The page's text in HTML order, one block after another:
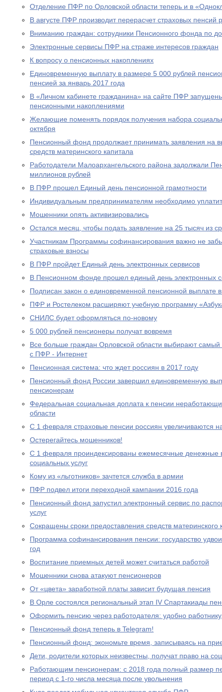
Отделение ПФР по Орловской области теперь и в
В августе ПФР производит перерасчет страховых
Вниманию граждан: сотрудники Пенсионного фонда по
Электронные сервисы ПФР на страже интересов граждан
К вопросу о пенсионных накоплениях
Единовременную выплату в размере 5 000 рублей
пенсией за январь 2017 года
В «Личном кабинете гражданина» на сайте ПФР
пенсионными накоплениями
Желающие поменять порядок получения набора
октября
Пенсионный фонд продолжает принимать заявления на
средств материнского капитала
Работодатели Малоархангельского района задолжали
миллионов рублей
В ПФР прошел Единый день пенсионной грамотности
Индивидуальным предпринимателям необходимо
Мошенники опять активизировались
Остался месяц, чтобы подать заявление на 25 тысяч из
Участникам Программы софинансирования важно не
страховые взносы
В ПФР пройдет Единый день электронных сервисов
В Пенсионном фонде прошел единый день электронных
Подписан закон о единовременной пенсионной выплате
ПФР и Ростелеком расширяют учебную программу
СНИЛС будет оформляться по-новому
5 000 рублей пенсионеры получат вовремя
Все больше граждан Орловской области выбирают
с ПФР - Интернет
Пенсионная система: что ждет россиян в 2017 году
Пенсионный фонд России завершил единовременную
пенсионерам
Федеральная социальная доплата к пенсии
области
С 1 февраля страховые пенсии россиян увеличиваются
Остерегайтесь мошенников!
С 1 февраля проиндексированы ежемесячные денежные
социальных услуг
Кому из «льготников» зачтется служба в армии
ПФР подвел итоги переходной кампании 2016 года
Пенсионный фонд запустил электронный сервис по
услуг
Сокращены сроки предоставления средств материнского
Программа софинансирования пенсии: государство
год
Воспитание приемных детей может считаться работой
Мошенники снова атакуют пенсионеров
От «цвета» заработной платы зависит будущая пенсия
В Орле состоялся региональный этап IV Спартакиады
Оформить пенсию через работодателя: удобно
Пенсионный фонд теперь в Telegram!
Пенсионный фонд: экономьте время, записываясь на
Дети, родители которых неизвестны, получат право на
Работающим пенсионерам: с 2018 года полный размер
период с 1-го числа месяца после увольнения